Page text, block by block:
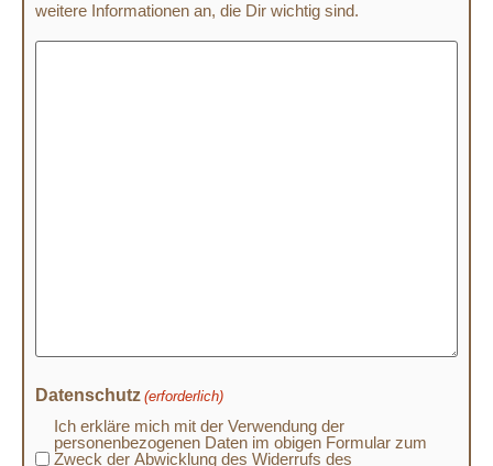
weitere Informationen an, die Dir wichtig sind.
Datenschutz (erforderlich)
Ich erkläre mich mit der Verwendung der
personenbezogenen Daten im obigen Formular zum
Zweck der Abwicklung des Widerrufs des